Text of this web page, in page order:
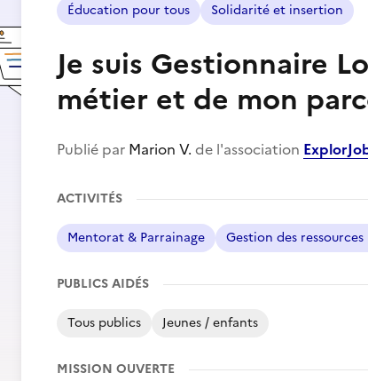
Éducation pour tous Solidarité et insertion
Je suis Gestionnaire
métier et de mon
Publié par Marion V. de l'association
ACTIVITÉS
Mentorat & Parrainage Gestion des
PUBLICS AIDÉS
Tous publics Jeunes / enfants
MISSION OUVERTE